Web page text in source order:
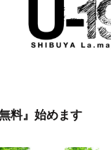
料』始めます